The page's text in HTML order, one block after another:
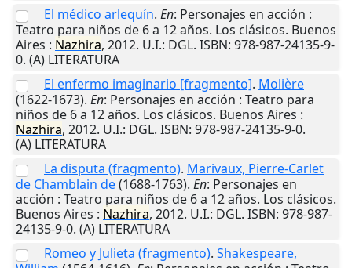
El médico arlequín. En: Personajes en acción :
Teatro para niños de 6 a 12 años. Los clásicos. Buenos
Aires : Nazhira, 2012. U.I.: DGL. ISBN: 978-987-24135-9-
0. (A) LITERATURA
El enfermo imaginario [fragmento]. Molière
(1622-1673). En: Personajes en acción : Teatro para
niños de 6 a 12 años. Los clásicos. Buenos Aires :
Nazhira, 2012. U.I.: DGL. ISBN: 978-987-24135-9-0.
(A) LITERATURA
La disputa (fragmento). Marivaux, Pierre-Carlet
de Chamblain de(1688-1763). En: Personajes en
acción : Teatro para niños de 6 a 12 años. Los clásicos.
Buenos Aires : Nazhira, 2012. U.I.: DGL. ISBN: 978-987-
24135-9-0. (A) LITERATURA
Romeo y Julieta (fragmento). Shakespeare,